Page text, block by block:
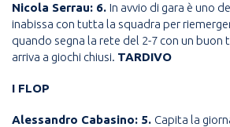
Nicola Serrau: 6. In avvio di gara è uno
inabissa con tutta la squadra per
quando segna la rete del 2-7 con un buon
arriva a giochi chiusi. TARDIVO
I FLOP
Alessandro Cabasino: 5. Capita la